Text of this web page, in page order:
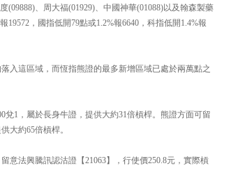
、周大福(01929)、中國神華(01088)以及翰森製藥
，國指低開79點或1.2%報6640，科指低開1.4%報
入這區域，而恆指熊證的最多新增區域已處於兩萬點之
兌1，屬於長身牛證，提供大約31倍槓桿。熊證方面可留
大約65倍槓桿。
意法興騰訊認沽證【21063】，行使價250.8元，實際槓